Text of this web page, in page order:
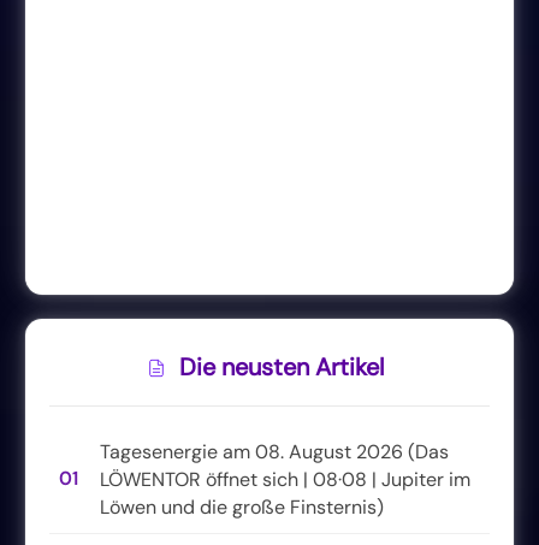
Die neusten Artikel
01
Tagesenergie am 08. August 2026 (Das
LÖWENTOR öffnet sich | 08·08 | Jupiter im
Löwen und die große Finsternis)